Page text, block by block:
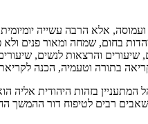
אלא הרבה עשייה
בחום, שמחה ומאור פנים
שיעורים והרצאות לנשים,
קריאה בתורה וטעמיה, הכנה
בזהות היהודית אליה
רבים לטיפוח דור ההמשך החל